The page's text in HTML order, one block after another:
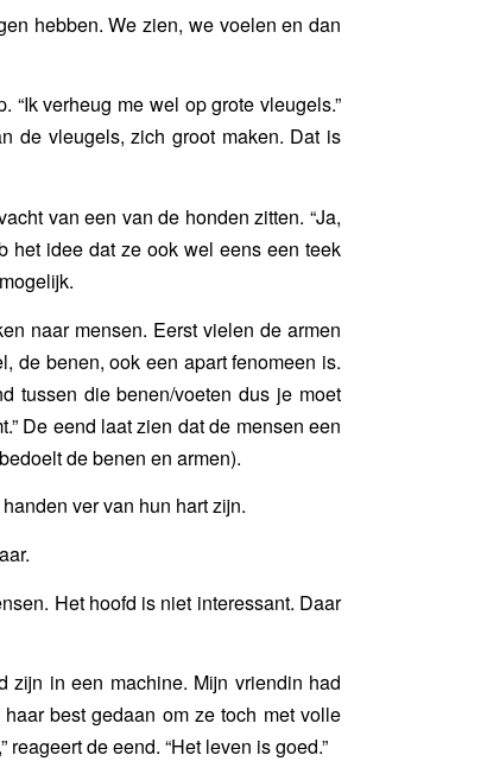
hebben. We zien, we voelen en dan
“Ik verheug me wel op grote vleugels.”
de vleugels, zich groot maken. Dat is
van een van de honden zitten. “Ja,
het idee dat ze ook wel eens een teek
naar mensen. Eerst vielen de armen
de benen, ook een apart fenomeen is.
tussen die benen/voeten dus je moet
De eend laat zien dat de mensen een
de benen en armen).
ver van hun hart zijn.
Het hoofd is niet interessant. Daar
zijn in een machine. Mijn vriendin had
best gedaan om ze toch met volle
de eend. “Het leven is goed.”